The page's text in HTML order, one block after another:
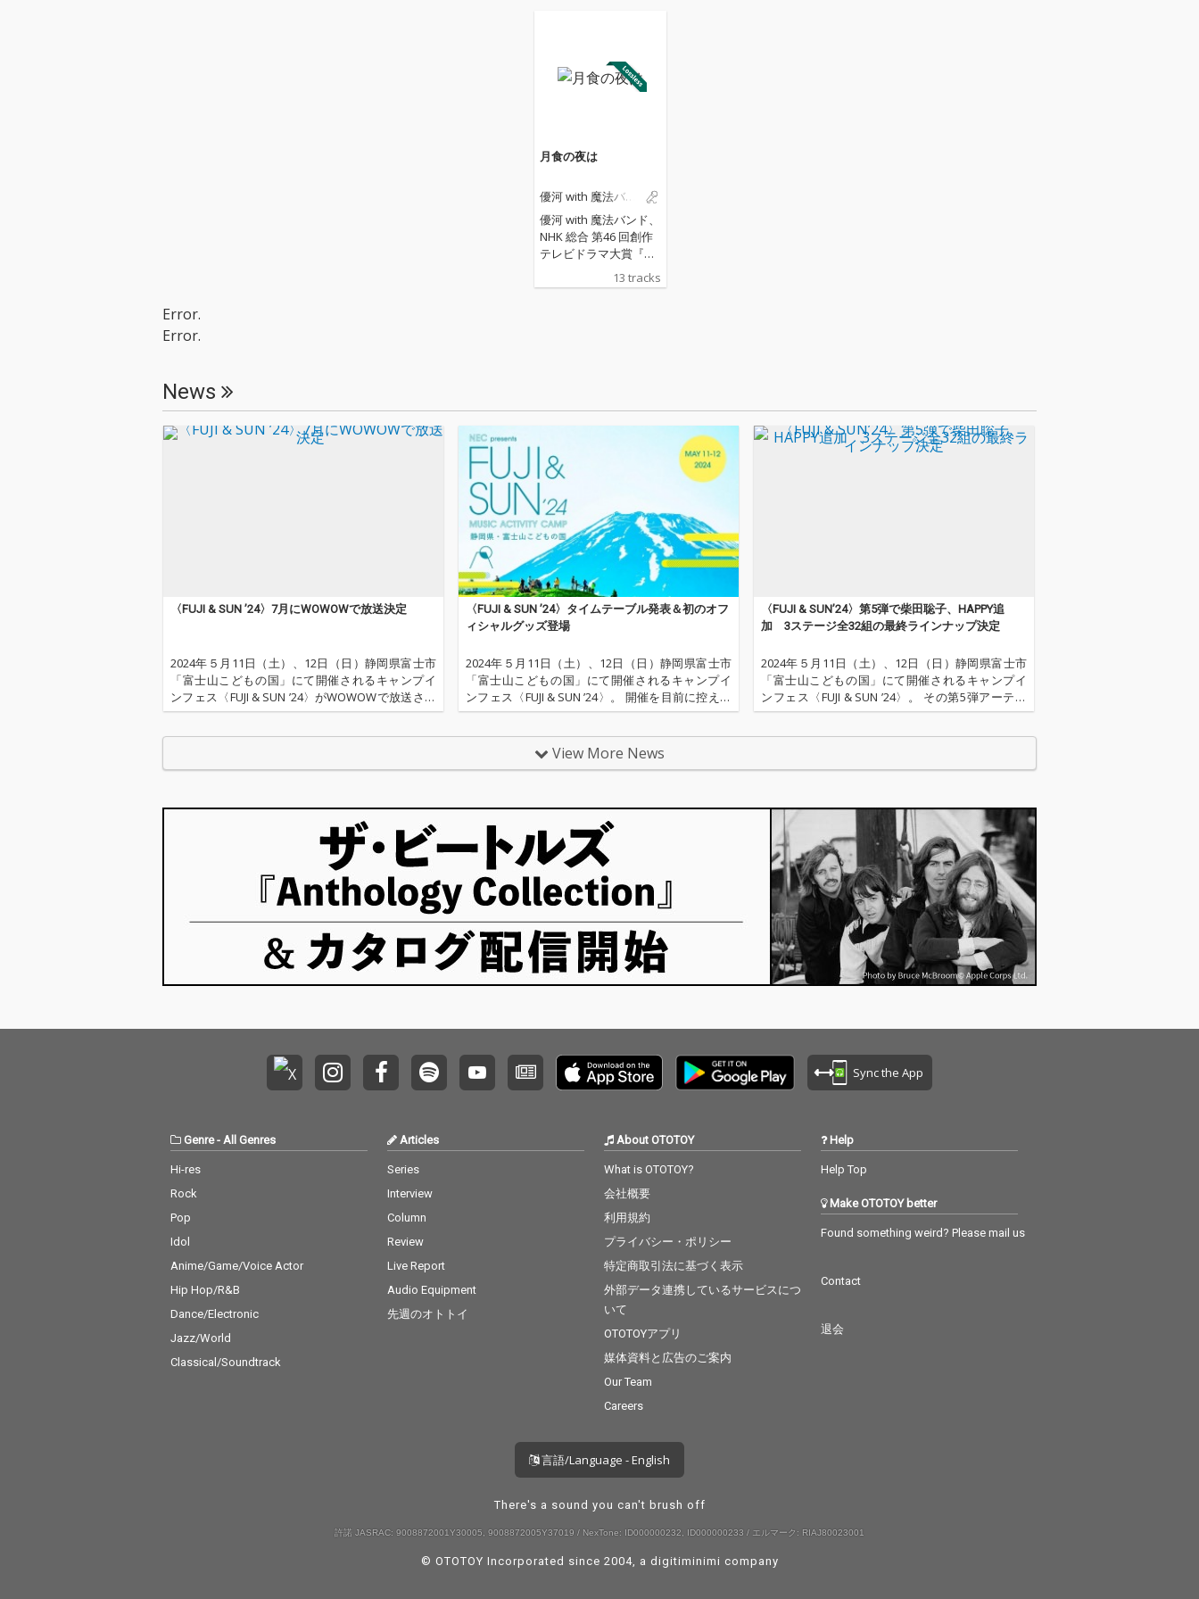
月食の夜は
優河 with 魔法バン
優河 with 魔法バンド、
NHK 総合 第46 回創作
テレビドラマ大賞『月
食の夜は』主題歌、劇
伴をデジタルリリース
編の音楽を担当するの
脚本をベースに制作さ
れた楽曲ではあるが、
ドの世界観そのままに
楽しめる作品となって
いる。
13 tracks
Error.
Error.
News
〈FUJI & SUN ’24〉7月にWOWOWで放送決定
2024年５月11日（土）、12日（日）静岡県富士市
「富士山こどもの国」にて開催されるキャンプイ
ンフェス〈FUJI & SUN ’24〉がWOWOWで放送され
ることが決定した。 当日ライヴパフォーマンスが
〈FUJI & SUN ’24〉タイムテーブル発表＆初のオフ
ィシャルグッズ登場
2024年５月11日（土）、12日（日）静岡県富士市
「富士山こどもの国」にて開催されるキャンプイ
ンフェス〈FUJI & SUN ’24〉。 開催を目前に控え、
タイムテーブルが発表された。 バラエティに富ん
〈FUJI & SUN’24〉第5弾で柴田聡子、HAPPY追
加 3ステージ全32組の最終ラインナップ決定
2024年５月11日（土）、12日（日）静岡県富士市
「富士山こどもの国」にて開催されるキャンプイ
ンフェス〈FUJI & SUN ’24〉。 その第5弾アーティ
ストが発表された。 今回発表されたのは、詩人と
View More News
Sync the App
Genre- All Genres
Hi-res
Rock
Pop
Idol
Anime/Game/Voice Actor
Hip Hop/R&B
Dance/Electronic
Jazz/World
Classical/Soundtrack
Articles
Series
Interview
Column
Review
Live Report
Audio Equipment
先週のオトトイ
About OTOTOY
What is OTOTOY?
会社概要
利用規約
プライバシー・ポリシー
特定商取引法に基づく表示
外部データ連携しているサービスにつ
いて
OTOTOYアプリ
媒体資料と広告のご案内
Our Team
Careers
Help
Help Top
Make OTOTOY better
Found something weird? Please mail us
Contact
退会
言語/Language - English
There's a sound you can't brush off
許諾 JASRAC: 9008872001Y30005, 9008872005Y37019 / NexTone: ID000000232, ID000000233 / エルマーク: RIAJ80023001
© OTOTOY Incorporated since 2004, a digitiminimi company